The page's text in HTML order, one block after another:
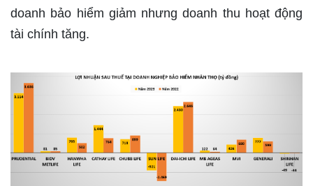
doanh bảo hiểm giảm nhưng doanh thu hoạt động
tài chính tăng.